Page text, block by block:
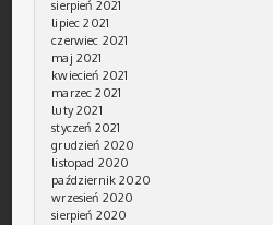
sierpień 2021
lipiec 2021
czerwiec 2021
maj 2021
kwiecień 2021
marzec 2021
luty 2021
styczeń 2021
grudzień 2020
listopad 2020
październik 2020
wrzesień 2020
sierpień 2020